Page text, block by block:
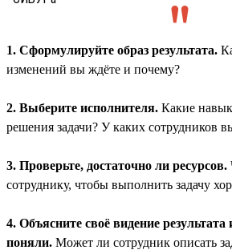
1. Сформулируйте образ результата.
изменений вы ждёте и почему?
2. Выберите исполнителя. Какие
решения задачи? У каких сотрудников
3. Проверьте, достаточно ли ресурсов.
сотруднику, чтобы выполнить задачу
4. Объясните своё видение результата
поняли. Может ли сотрудник описать